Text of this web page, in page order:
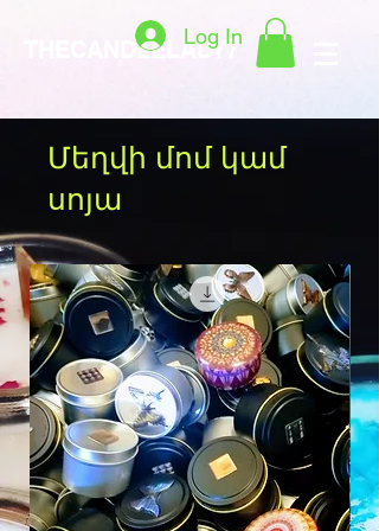
THECANDLELADY7
Log In
Մեղվի մոմ կամ
սոյա